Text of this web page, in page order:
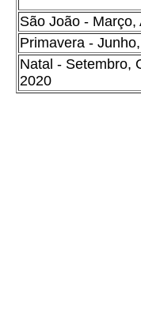
São João -
Primavera -
Natal - Setembro,
2020